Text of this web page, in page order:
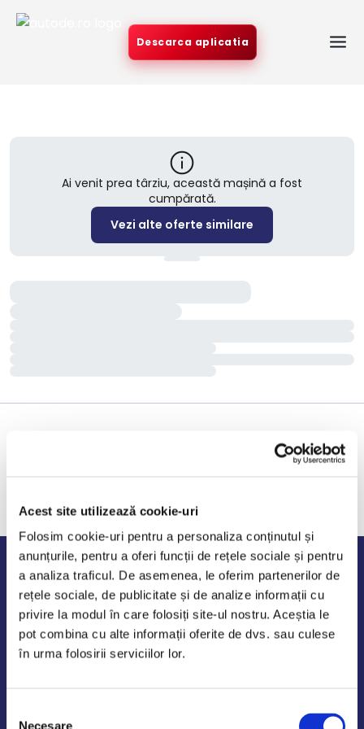
Acest site utilizează cookie-uri
Folosim cookie-uri pentru a personaliza conținutul și
anunțurile, pentru a oferi funcții de rețele sociale și pentru
a analiza traficul. De asemenea, le oferim partenerilor de
rețele sociale, de publicitate și de analize informații cu
privire la modul în care folosiți site-ul nostru. Aceștia le
pot combina cu alte informații oferite de dvs. sau culese
în urma folosirii serviciilor lor.
Necesare
Descarca aplicatia
Ai venit prea târziu, această mașină a fost
cumpărată.
Vezi alte oferte similare
Program de lucru
Luni - Vineri: 09:00-18:00
Sambata - Duminica: 10:00-14:00